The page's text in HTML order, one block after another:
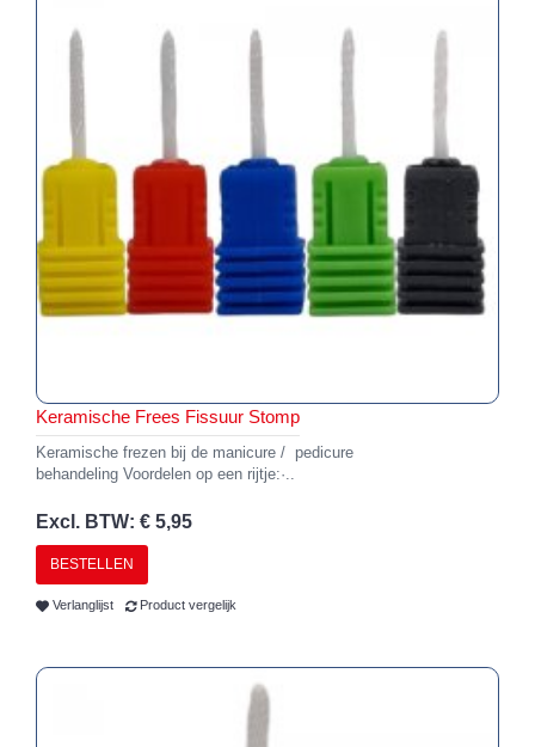
Keramische Frees Fissuur Stomp
Keramische frezen bij de manicure / pedicure
behandeling Voordelen op een rijtje:·..
Excl. BTW: € 5,95
BESTELLEN
Verlanglijst Product vergelijk